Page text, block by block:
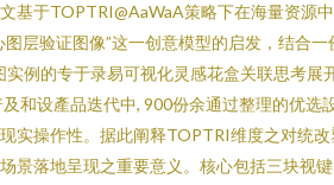
基于TOPTRI@AaWaA策略下在海量资源
层验证图像”这一创意模型的启发，结合一
例的专于录易可视化灵感花盒关联思考展
和设產品迭代中, 900份余通过整理的优选
实操作性。据此阐释TOPTRI维度之对统改
景落地呈现之重要意义。核心包括三块视